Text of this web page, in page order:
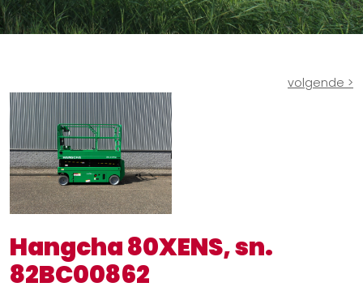
Ruw terrein heftrucks
Batterijen en laders
volgende >
Hangcha 80XENS, sn.
82BC00862